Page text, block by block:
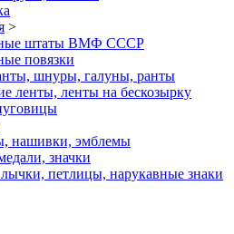
>
штаты ВМФ СССР
повязки
шнуры, галуны, ранты
ленты, ленты на бескозырку
нашивки, эмблемы
значки
петлицы, нарукавные знаки